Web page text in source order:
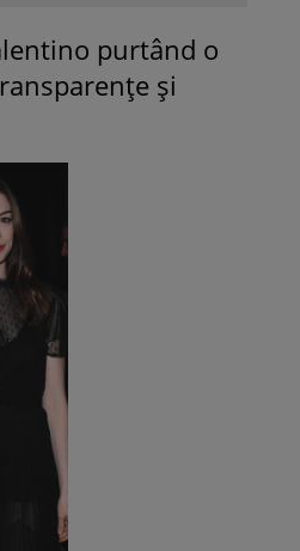
purtând o
şi